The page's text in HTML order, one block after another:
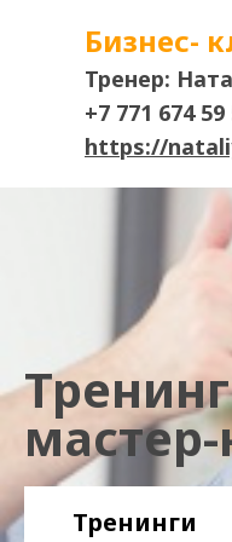
Бизнес-
Тренер:
+7 771 674 59
https://
Тренинги